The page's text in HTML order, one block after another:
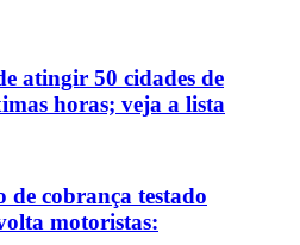
atingir 50 cidades de
horas; veja a lista
de cobrança testado
motoristas: